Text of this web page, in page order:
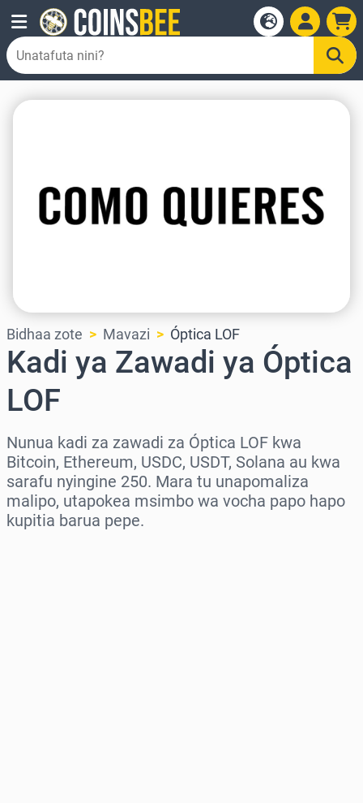
Bidhaa zote Mavazi Óptica LOF
Kadi ya Zawadi ya Óptica
LOF
Nunua kadi za zawadi za Óptica LOF kwa
Bitcoin, Ethereum, USDC, USDT, Solana au kwa
sarafu nyingine 250. Mara tu unapomaliza
malipo, utapokea msimbo wa vocha papo hapo
kupitia barua pepe.